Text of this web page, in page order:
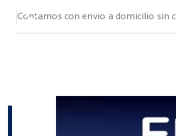
Contamos con envio a domicilio sin
NUESTRAS CATEGORÍAS